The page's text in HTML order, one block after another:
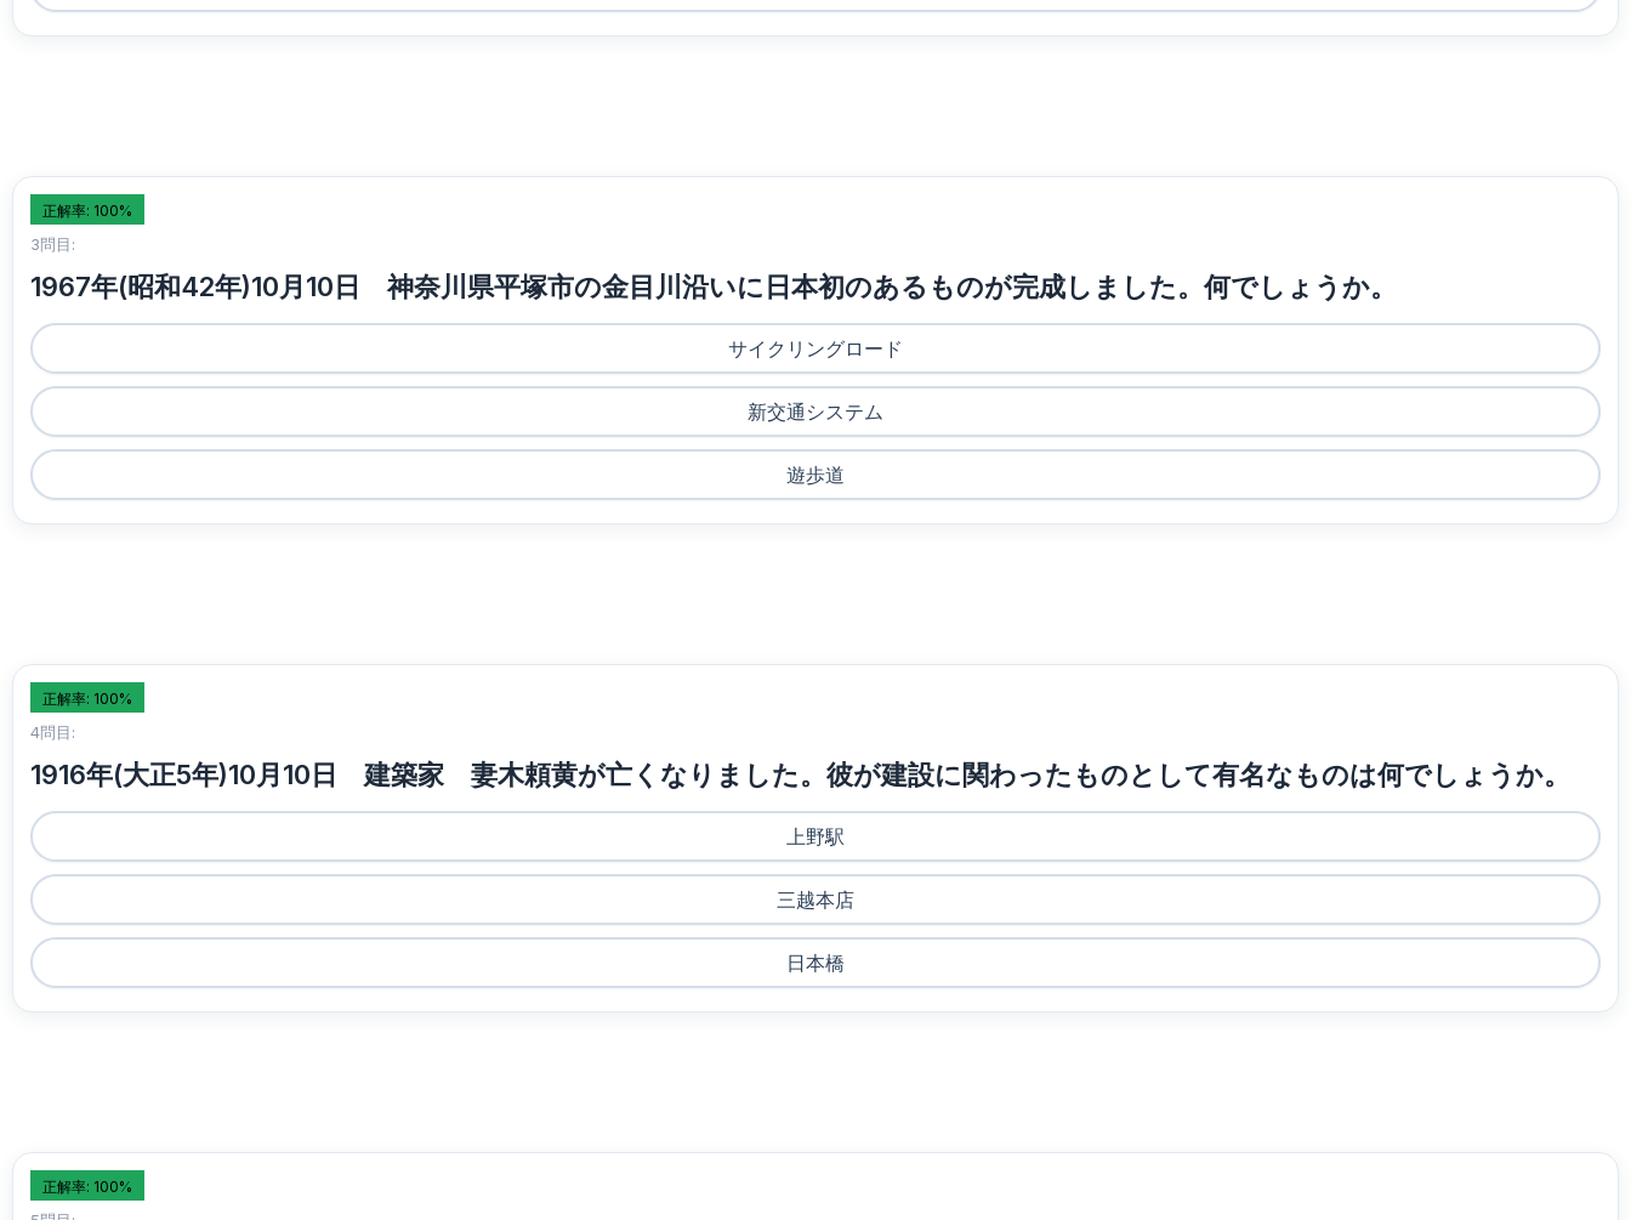
正解率: 100%
3問目:
1967年(昭和42年)10月10日 神奈川県平塚市の金目川沿いに日本初のあるものが完成しました。何でしょうか。
サイクリングロード
新交通システム
遊歩道
正解率: 100%
4問目:
1916年(大正5年)10月10日 建築家 妻木頼黄が亡くなりました。彼が建設に関わったものとして有名なものは何でしょうか。
上野駅
三越本店
日本橋
正解率: 100%